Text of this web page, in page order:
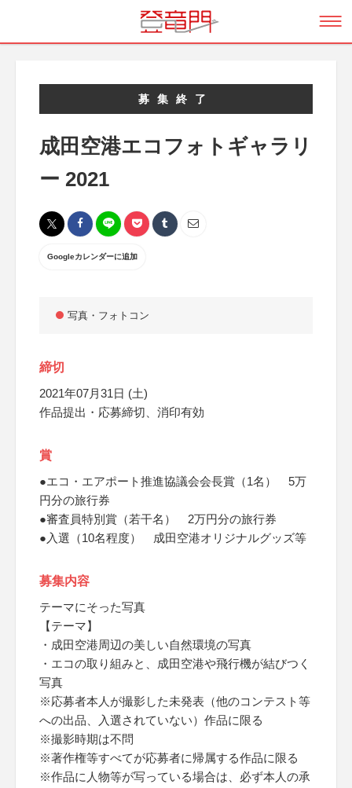
募集終了
成田空港エコフォトギャラリ
ー 2021
Googleカレンダーに追加
写真・フォトコン
締切
2021年07月31日 (土)
作品提出・応募締切、消印有効
賞
●エコ・エアポート推進協議会会長賞（1名） 5万
円分の旅行券
●審査員特別賞（若干名） 2万円分の旅行券
●入選（10名程度） 成田空港オリジナルグッズ等
募集内容
テーマにそった写真
【テーマ】
・成田空港周辺の美しい自然環境の写真
・エコの取り組みと、成田空港や飛行機が結びつく
写真
※応募者本人が撮影した未発表（他のコンテスト等
への出品、入選されていない）作品に限る
※撮影時期は不問
※著作権等すべてが応募者に帰属する作品に限る
※作品に人物等が写っている場合は、必ず本人の承